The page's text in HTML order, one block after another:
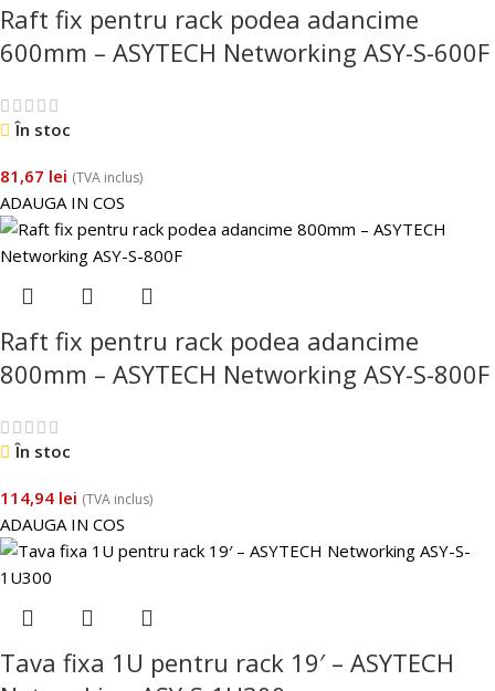
Raft fix pentru rack podea adancime
600mm – ASYTECH Networking ASY-S-600F
În stoc
81,67 lei (TVA inclus)
ADAUGA IN COS
Raft fix pentru rack podea adancime
800mm – ASYTECH Networking ASY-S-800F
În stoc
114,94 lei (TVA inclus)
ADAUGA IN COS
Tava fixa 1U pentru rack 19′ – ASYTECH